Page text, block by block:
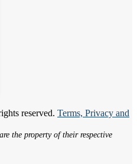
reserved. Terms, Privacy and
the property of their respective